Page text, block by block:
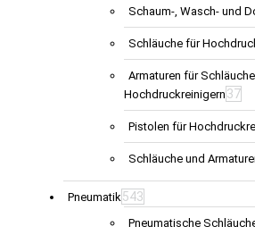
Schaum-, Wasch- und
Schläuche für
Armaturen für
Hochdruckreinigern 37
Pistolen für
Schläuche und
Pneumatik 543
Pneumatische